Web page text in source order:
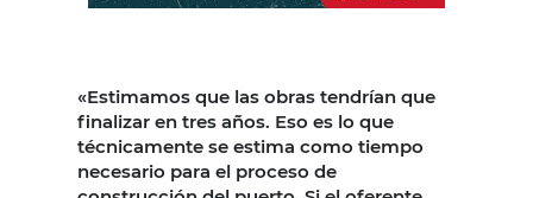
«Estimamos que las obras tendrían que
finalizar en tres años. Eso es lo que
técnicamente se estima como tiempo
necesario para el proceso de